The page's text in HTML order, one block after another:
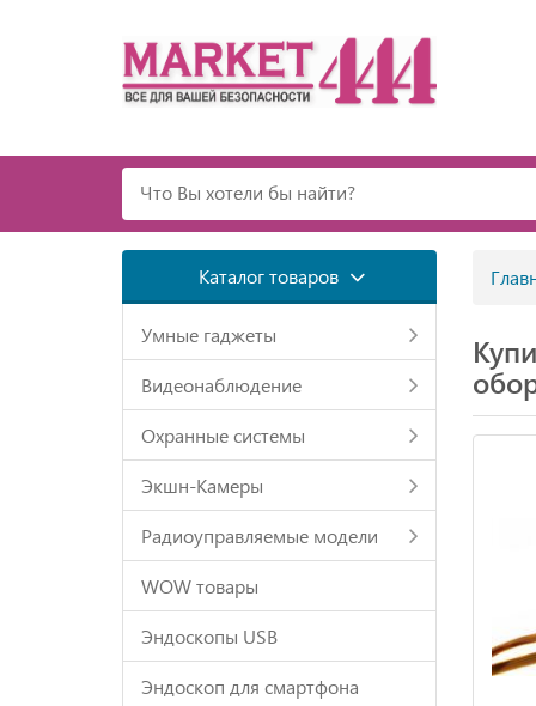
Каталог товаров
Умные гаджеты
Видеонаблюдение
Охранные системы
Экшн-Камеры
Радиоуправляемые модели
WOW товары
Эндоскопы USB
Эндоскоп для смартфона